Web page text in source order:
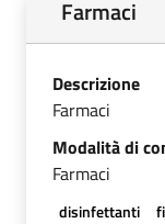
Farmaci
Descrizione
Farmaci
Modalità di
Farmaci
disinfettanti